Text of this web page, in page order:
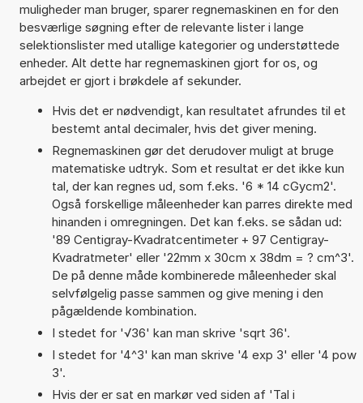
muligheder man bruger, sparer regnemaskinen en for den
besværlige søgning efter de relevante lister i lange
selektionslister med utallige kategorier og understøttede
enheder. Alt dette har regnemaskinen gjort for os, og
arbejdet er gjort i brøkdele af sekunder.
Hvis det er nødvendigt, kan resultatet afrundes til et
bestemt antal decimaler, hvis det giver mening.
Regnemaskinen gør det derudover muligt at bruge
matematiske udtryk. Som et resultat er det ikke kun
tal, der kan regnes ud, som f.eks. '6 * 14 cGycm2'.
Også forskellige måleenheder kan parres direkte med
hinanden i omregningen. Det kan f.eks. se sådan ud:
'89 Centigray-Kvadratcentimeter + 97 Centigray-
Kvadratmeter' eller '22mm x 30cm x 38dm = ? cm^3'.
De på denne måde kombinerede måleenheder skal
selvfølgelig passe sammen og give mening i den
pågældende kombination.
I stedet for '√36' kan man skrive 'sqrt 36'.
I stedet for '4^3' kan man skrive '4 exp 3' eller '4 pow
3'.
Hvis der er sat en markør ved siden af 'Tal i